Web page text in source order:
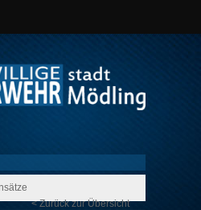
< Zurück zur Übersicht